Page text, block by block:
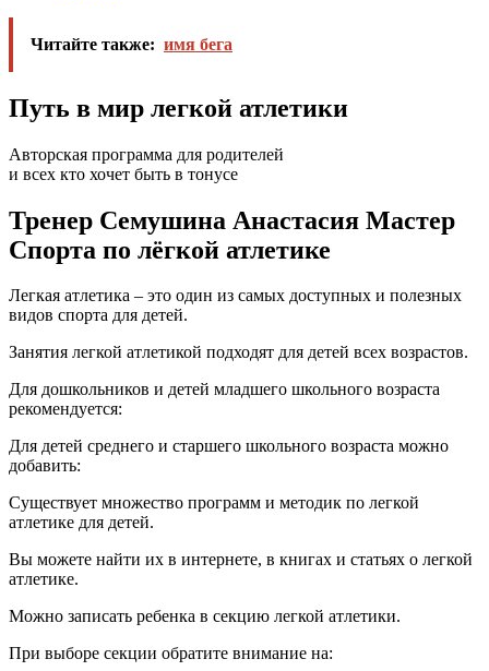
Читайте также: имя бега
Путь в мир легкой атлетики
Авторская программа для родителей
и всех кто хочет быть в тонусе
Тренер Семушина Анастасия Мастер
Спорта по лёгкой атлетике
Легкая атлетика – это один из самых доступных и полезных
видов спорта для детей.
Занятия легкой атлетикой подходят для детей всех возрастов.
Для дошкольников и детей младшего школьного возраста
рекомендуется:
Для детей среднего и старшего школьного возраста можно
добавить:
Существует множество программ и методик по легкой
атлетике для детей.
Вы можете найти их в интернете, в книгах и статьях о легкой
атлетике.
Можно записать ребенка в секцию легкой атлетики.
При выборе секции обратите внимание на: